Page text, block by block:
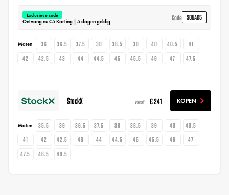
Exclusieve code
Ontvang nu €5 Korting | 5 dagen geldig
Code SQUAD5
Maten 36 36.5 37.5 38 38.5 39 40 40.5
41
42
42.5 43 44 44.5 45 45.5 46 47 47.5
StockX vanaf € 241 KOPEN
Maten 35.5 36 36.5 37.5 38 38.5 39 40
40.5
41
42 42.5 43 44 44.5 45 45.5 46
47
47.5
48.5 49.5